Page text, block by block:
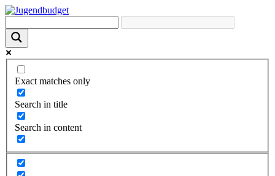
Exact matches only
Search in title
Search in content